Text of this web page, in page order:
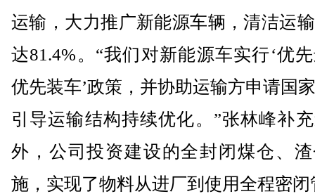
运输，大力推广新能源车辆，清洁运
达81.4%。“我们对新能源车实行‘优
优先装车’政策，并协助运输方申请国
引导运输结构持续优化。”张林峰补
外，公司投资建设的全封闭煤仓、
施，实现了物料从进厂到使用全程密闭